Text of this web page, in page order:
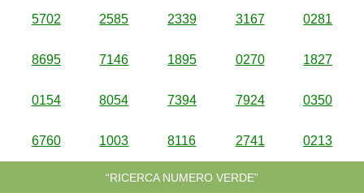
5702 2585 2339 3167 0281
8695 7146 1895 0270 1827
0154 8054 7394 7924 0350
6760 1003 8116 2741 0213
“RICERCA NUMERO VERDE”